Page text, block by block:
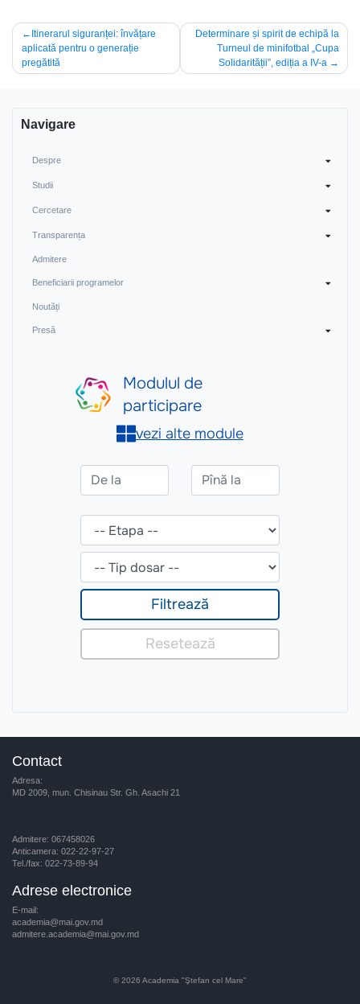
Post
navigation
Itinerarul siguranței: învățare
aplicată pentru o generație
pregătită
Determinare și spirit de echipă la
Turneul de minifotbal „Cupa
Solidarității”, ediția a IV-a
Navigare
Despre
Studii
Cercetare
Transparența
Admitere
Beneficiarii programelor
Noutăți
Presă
Contact
Adresa:
MD 2009, mun. Chisinau Str. Gh. Asachi 21
Admitere: 067458026
Anticamera: 022-22-97-27
Tel./fax: 022-73-89-94
Adrese electronice
E-mail:
academia@mai.gov.md
admitere.academia@mai.gov.md
© 2026 Academia "Ştefan cel Mare"